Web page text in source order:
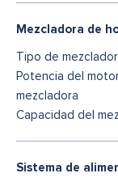
Mezcladora de
Tipo de
Potencia del
mezcladora
Capacidad del
Sistema de